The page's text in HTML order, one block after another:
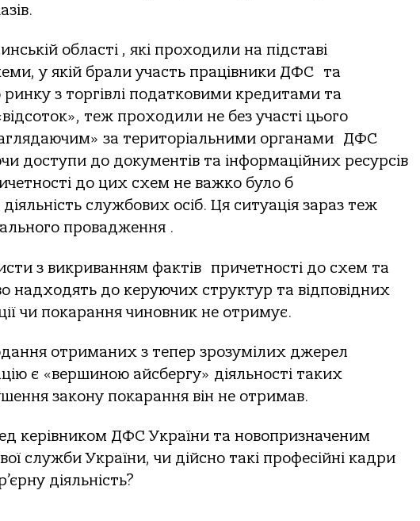
області , які проходили на підставі
у якій брали участь працівники ДФС та
ринку з торгівлі податковими кредитами та
теж проходили не без участі цього
за територіальними органами ДФС
доступи до документів та інформаційних ресурсів
до цих схем не важко було б
службових осіб. Ця ситуація зараз теж
провадження .
з викриванням фактів причетності до схем та
надходять до керуючих структур та відповідних
чи покарання чиновник не отримує.
отриманих з тепер зрозумілих джерел
є «вершиною айсбергу» діяльності таких
закону покарання він не отримав.
керівником ДФС України та новопризначеним
служби України, чи дійсно такі професійні кадри
діяльність?